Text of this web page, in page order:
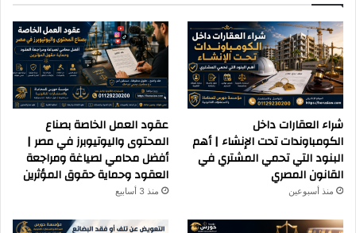
شراء العقارات داخل
الكومباوندات تحت الإنشاء | أهم
البنود التي تحمي المشتري في
القانون المصري
منذ أسبوعين
عقود العمل الخاصة بصناع
المحتوى واليوتيوبرز في مصر |
أفضل محامي لصياغة ومراجعة
العقود وحماية حقوق المؤثرين
منذ 3 أسابيع